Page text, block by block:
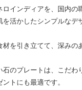
ロインディアを、国内の
活かしたシンプルなデ
材を引き立てて、深みの
石のプレートは、こだわ
トにも最適です。